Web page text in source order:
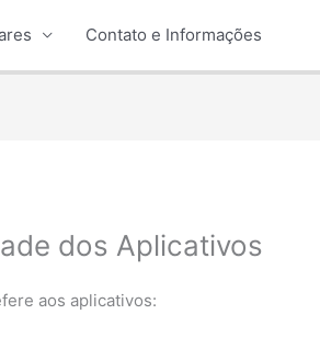
Contato e Informações
dos Aplicativos
aos aplicativos: